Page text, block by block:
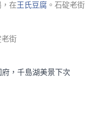
在王氏豆腐 。 石碇老街
老街
，千島湖美景下次